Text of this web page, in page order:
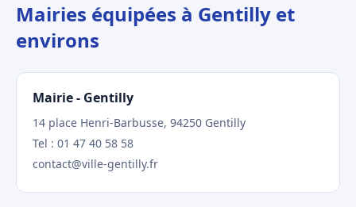
Mairies équipées à Gentilly et
environs
Mairie - Gentilly
14 place Henri-Barbusse, 94250 Gentilly
Tel : 01 47 40 58 58
contact@ville-gentilly.fr